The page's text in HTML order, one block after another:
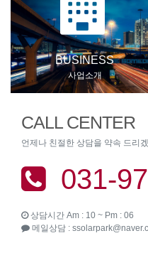
태양광에너지란?
홈페이지 오픈을 축하합니다.
태양광 인버터, ESS(에너지
태양광 모듈의 종류, 효율, 설
태양광 모듈이란?
BUSINESS
사업소개
CALL CENTER
언제나 친절한 상담을 약속 드리
031-
상담시간 Am : 10 ~ Pm : 06
메일상담 :